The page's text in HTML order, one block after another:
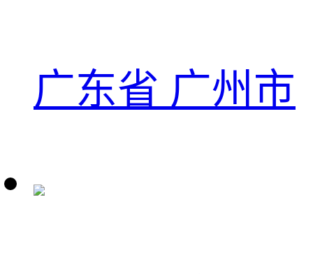
广东省 广州市